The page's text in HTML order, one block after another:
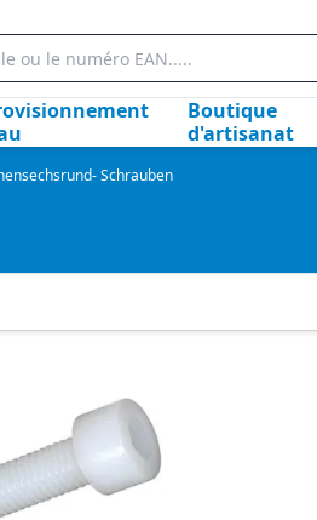
Boutique
d'artisanat
Schrauben